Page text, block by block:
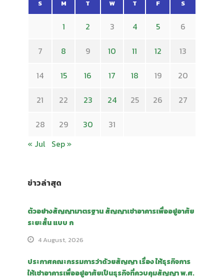
S M T W T F S
1 2 3 4 5 6
7 8 9 10 11 12 13
14 15 16 17 18 19 20
21 22 23 24 25 26 27
28 29 30
31
« Jul Sep »
ข่าวล่าสุด
ตัวอย่างสัญญามาตรฐาน สัญญาเช่าอาคารเพื่ออยู่อาศัย
ระยะสั้น แบบ ก
4 August, 2026
ประกาศคณะกรรมการว่าด้วยสัญญา เรื่อง ให้ธุรกิจการ
ให้เช่าอาคารเพื่ออยู่อาศัยเป็นธุรกิจที่ควบคุมสัญญา พ.ศ.